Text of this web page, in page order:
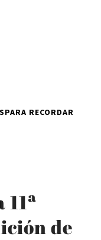
PARA RECORDAR
de